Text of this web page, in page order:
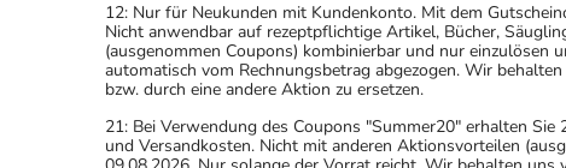
12: Nur für Neukunden mit Kundenkonto. Mit dem
Nicht anwendbar auf rezeptpflichtige Artikel, Bücher,
(ausgenommen Coupons) kombinierbar und nur einzulösen
automatisch vom Rechnungsbetrag abgezogen. Wir
bzw. durch eine andere Aktion zu ersetzen.
21: Bei Verwendung des Coupons "Summer20" erhalten
und Versandkosten. Nicht mit anderen Aktionsvorteilen